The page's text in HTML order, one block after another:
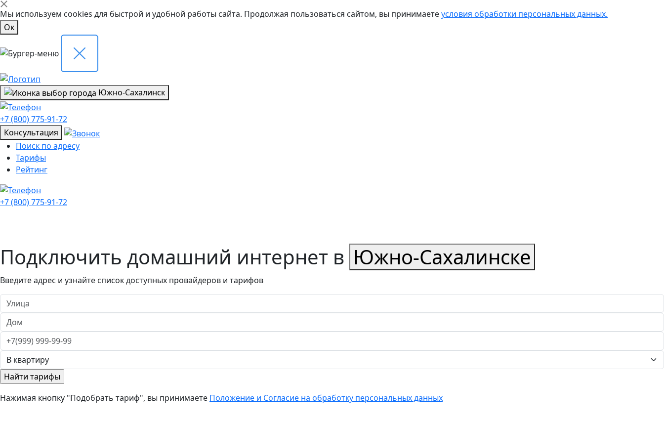
Мы используем cookies для быстрой и удобной работы сайта. Продолжая пользоваться сайтом, вы принимаетеусловия обработки персональных данных.
Ок
Южно-Сахалинск
+7 (800) 775-91-72
Консультация
Поиск по адресу
Тарифы
Рейтинг
+7 (800) 775-91-72
Подключить домашний интернет в Южно-Сахалинске
Введите адрес и узнайте список доступных провайдеров и тарифов
Нажимая кнопку "Подобрать тариф", вы принимаете Положение и Согласие на обработку персональных данных